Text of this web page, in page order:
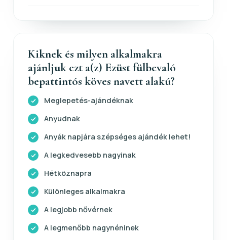
Kiknek és milyen alkalmakra
ajánljuk ezt a(z) Ezüst fülbevaló
bepattintós köves navett alakú?
Meglepetés-ajándéknak
Anyudnak
Anyák napjára szépséges ajándék lehet!
A legkedvesebb nagyinak
Hétköznapra
Különleges alkalmakra
A legjobb nővérnek
A legmenőbb nagynéninek